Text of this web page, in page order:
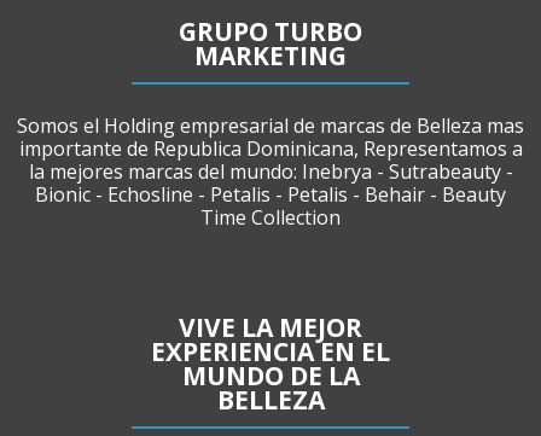
GRUPO TURBO
MARKETING
Somos el Holding empresarial de marcas de Belleza mas
importante de Republica Dominicana, Representamos a
la mejores marcas del mundo: Inebrya - Sutrabeauty -
Bionic - Echosline - Petalis - Petalis - Behair - Beauty
Time Collection
VIVE LA MEJOR
EXPERIENCIA EN EL
MUNDO DE LA
BELLEZA